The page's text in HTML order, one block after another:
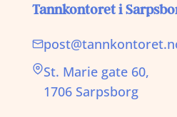
Tannkontoret i
St. Marie gate 60,
1706 Sarpsborg